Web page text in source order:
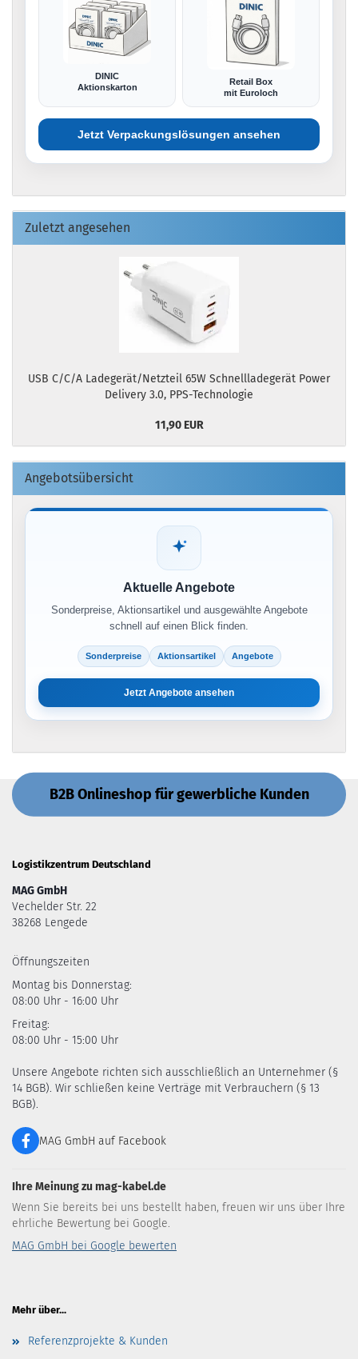
DINIC
Aktionskarton
Retail Box
mit Euroloch
Jetzt Verpackungslösungen ansehen
Zuletzt angesehen
USB C/C/A Ladegerät/Netzteil 65W Schnellladegerät Power
Delivery 3.0, PPS-Technologie
11,90 EUR
Angebotsübersicht
Aktuelle Angebote
Sonderpreise, Aktionsartikel und ausgewählte Angebote
schnell auf einen Blick finden.
Sonderpreise Aktionsartikel Angebote
Jetzt Angebote ansehen
B2B Onlineshop für gewerbliche Kunden
Logistikzentrum Deutschland
MAG GmbH
Vechelder Str. 22
38268 Lengede
Öffnungszeiten
Montag bis Donnerstag:
08:00 Uhr - 16:00 Uhr
Freitag:
08:00 Uhr - 15:00 Uhr
Unsere Angebote richten sich ausschließlich an Unternehmer (§
14 BGB). Wir schließen keine Verträge mit Verbrauchern (§ 13
BGB).
MAG GmbH auf Facebook
Ihre Meinung zu mag-kabel.de
Wenn Sie bereits bei uns bestellt haben, freuen wir uns über Ihre
ehrliche Bewertung bei Google.
MAG GmbH bei Google bewerten
Mehr über...
Referenzprojekte & Kunden